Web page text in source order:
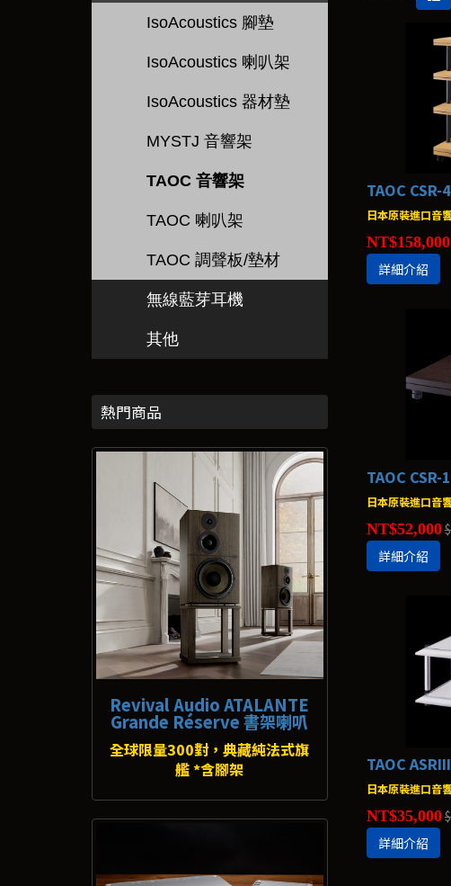
IsoAcoustics 腳墊
IsoAcoustics 喇叭架
IsoAcoustics 器材墊
MYSTJ 音響架
TAOC 音響架
TAOC 喇叭架
TAOC 調聲板/墊材
無線藍芽耳機
其他
熱門商品
Revival Audio ATALANTE
Grande Réserve 書架喇叭
全球限量300對，典藏純法式旗
艦 *含腳架
TAOC CSR-
日本原裝進口音
NT$158,000
詳細介紹
TAOC CSR-
日本原裝進口音
NT$52,000
詳細介紹
TAOC
日本原裝進口音
NT$35,000
詳細介紹